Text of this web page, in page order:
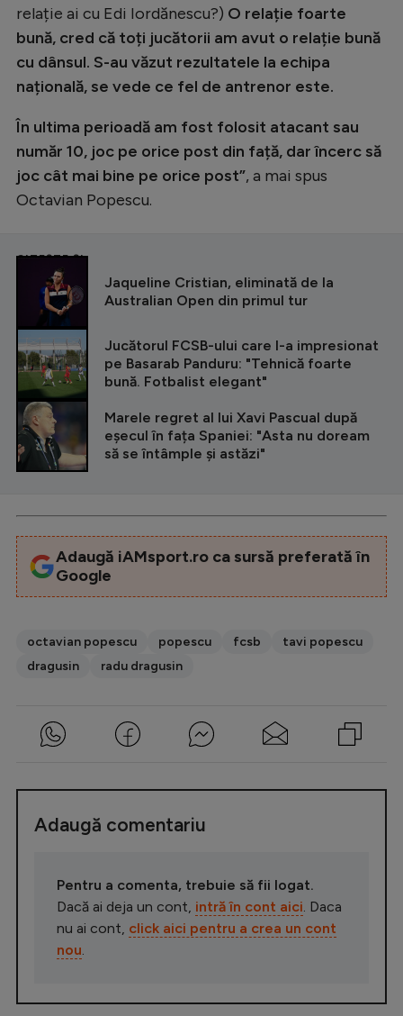
relație ai cu Edi Iordănescu?) O relație foarte
bună, cred că toți jucătorii am avut o relație bună
cu dânsul. S-au văzut rezultatele la echipa
națională, se vede ce fel de antrenor este.
În ultima perioadă am fost folosit atacant sau
număr 10, joc pe orice post din față, dar încerc să
joc cât mai bine pe orice post”, a mai spus
Octavian Popescu.
CITEȘTE ȘI
Jaqueline Cristian, eliminată de la
Australian Open din primul tur
Jucătorul FCSB-ului care l-a impresionat
pe Basarab Panduru: "Tehnică foarte
bună. Fotbalist elegant"
Marele regret al lui Xavi Pascual după
eșecul în fața Spaniei: "Asta nu doream
să se întâmple și astăzi"
Adaugă iAMsport.ro ca sursă preferată în
Google
octavian popescu popescu fcsb
tavi popescu
dragusin
radu dragusin
Adaugă comentariu
Pentru a comenta, trebuie să fii logat.
Dacă ai deja un cont, intră în cont aici . Daca
nu ai cont, click aici pentru a crea un cont
nou